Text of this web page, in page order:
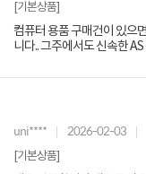
[기본상품]
컴퓨터 용품 구매건이 있으
니다.. 그주에서도 신속한
uni**** 2026-02-03
[기본상품]